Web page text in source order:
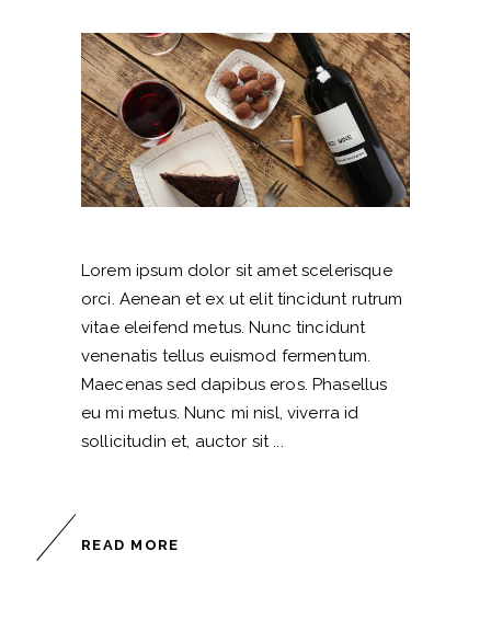
Lorem ipsum dolor sit amet scelerisque
orci. Aenean et ex ut elit tincidunt rutrum
vitae eleifend metus. Nunc tincidunt
venenatis tellus euismod fermentum.
Maecenas sed dapibus eros. Phasellus
eu mi metus. Nunc mi nisl, viverra id
sollicitudin et, auctor sit
READ MORE